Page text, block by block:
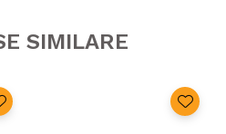
SIMILARE